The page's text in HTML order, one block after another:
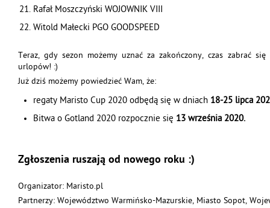
Rafał Moszczyński WOJOWNIK VIII
Witold Małecki PGO GOODSPEED
Teraz, gdy sezon możemy uznać za zakończony, czas zabrać
urlopów! :)
Już dziś możemy powiedzieć Wam, że:
regaty Maristo Cup 2020 odbędą się w dniach 18-25 lipca
Bitwa o Gotland 2020 rozpocznie się 13 września 2020.
Zgłoszenia ruszają od nowego roku :)
Organizator: Maristo.pl
Partnerzy: Województwo Warmińsko-Mazurskie, Miasto Sopot,